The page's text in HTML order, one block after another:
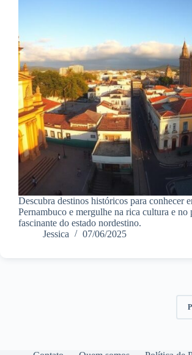
Descubra destinos históricos para conhecer
Pernambuco e mergulhe na rica cultura e no
fascinante do estado nordestino.
Jessica
07/06/2025